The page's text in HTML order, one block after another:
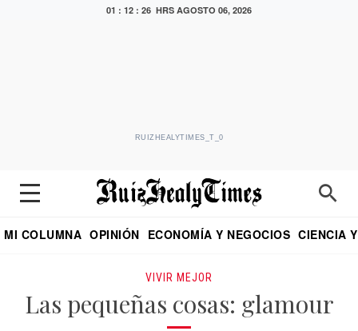
01 : 12 : 27 HRS AGOSTO 06, 2026
RUIZHEALYTIMES_T_0
MI COLUMNA OPINIÓN ECONOMÍA Y NEGOCIOS CIENCIA
VIVIR MEJOR
Las pequeñas cosas: glamour